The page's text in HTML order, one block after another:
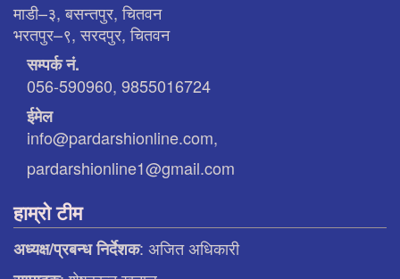
माडी–३, बसन्तपुर, चितवन
भरतपुर–९, सरदपुर, चितवन
सम्पर्क नं.
056-590960, 9855016724
ईमेल
info@pardarshionline.com,
pardarshionline1@gmail.com
हाम्रो टीम
अध्यक्ष/प्रबन्ध निर्देशक: अजित अधिकारी